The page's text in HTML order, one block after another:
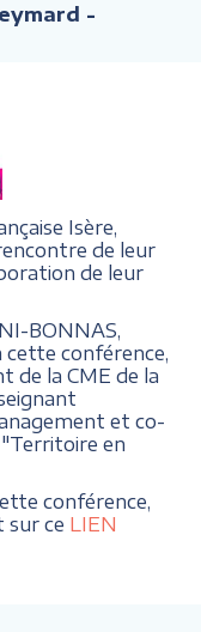
-
Isère,
de leur
de leur
BONNAS,
conférence,
de la CME de la
et co-
en
conférence,
sur ce LIEN